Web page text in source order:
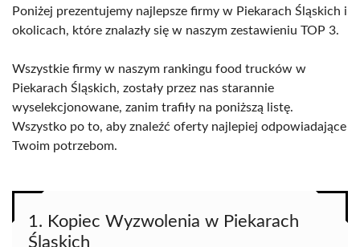
Poniżej prezentujemy najlepsze firmy w Piekarach Śląskich i
okolicach, które znalazły się w naszym zestawieniu TOP 3.
Wszystkie firmy w naszym rankingu food trucków w
Piekarach Śląskich, zostały przez nas starannie
wyselekcjonowane, zanim trafiły na poniższą listę.
Wszystko po to, aby znaleźć oferty najlepiej odpowiadające
Twoim potrzebom.
1. Kopiec Wyzwolenia w Piekarach
Śląskich